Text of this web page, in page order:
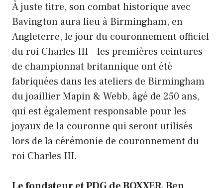
À juste titre, son combat historique avec
Bavington aura lieu à Birmingham, en
Angleterre, le jour du couronnement officiel
du roi Charles III – les premières ceintures
de championnat britannique ont été
fabriquées dans les ateliers de Birmingham
du joaillier Mapin & Webb, âgé de 250 ans,
qui est également responsable pour les
joyaux de la couronne qui seront utilisés
lors de la cérémonie de couronnement du
roi Charles III.